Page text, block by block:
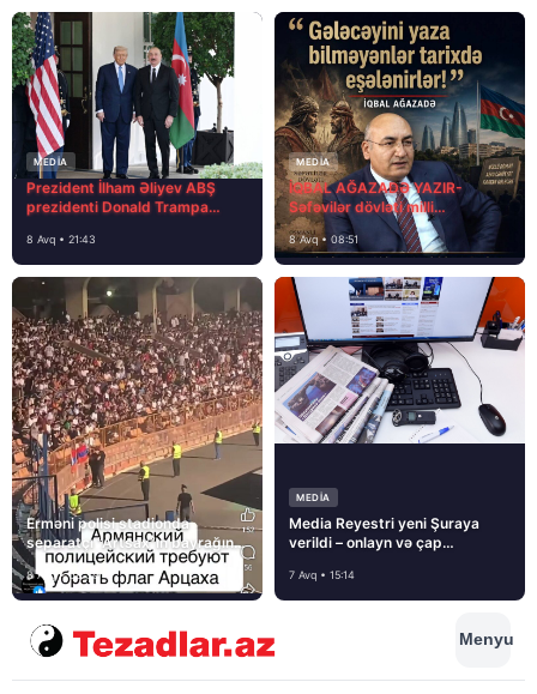
MEDİA
Prezident İlham Əliyev ABŞ
prezidenti Donald Trampa
8 Avq • 21:43
MEDİA
İQBAL AĞAZADƏ YAZIR-
Səfəvilər dövləti milli
dövlətdirmi?
8 Avq • 08:51
Erməni polisi stadionda
separatçı “Artsax”ın bayrağını
müsadirə etdi və…
8 Avq • 08:39
MEDİA
Media Reyestri yeni Şuraya
verildi – onlayn və çap
7 Avq • 15:14
Menyu